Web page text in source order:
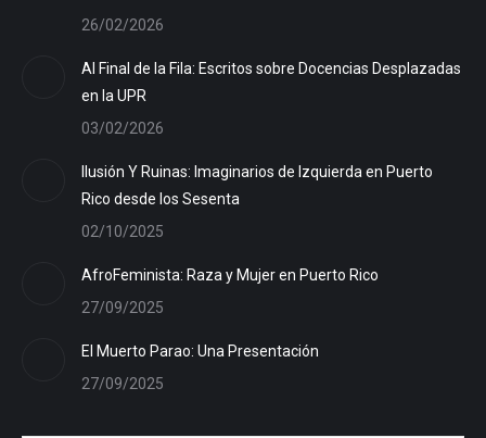
26/02/2026
Al Final de la Fila: Escritos sobre Docencias Desplazadas
en la UPR
03/02/2026
Ilusión Y Ruinas: Imaginarios de Izquierda en Puerto
Rico desde los Sesenta
02/10/2025
AfroFeminista: Raza y Mujer en Puerto Rico
27/09/2025
El Muerto Parao: Una Presentación
27/09/2025